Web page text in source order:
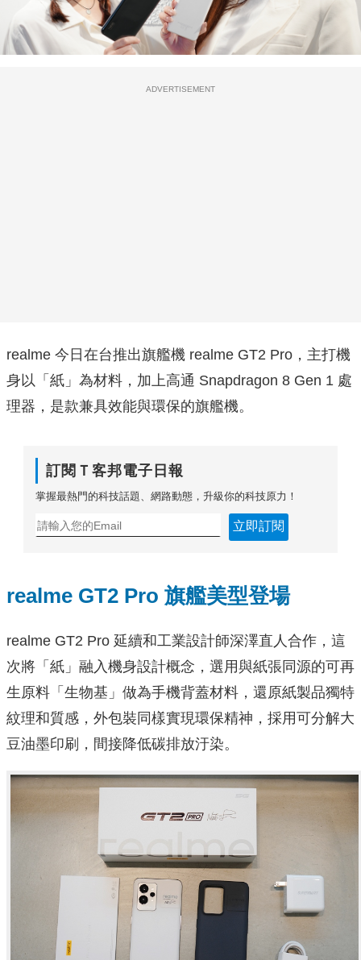
ADVERTISEMENT
realme 今日在台推出旗艦機 realme GT2 Pro，主打機
身以「紙」為材料，加上高通 Snapdragon 8 Gen 1 處
理器，是款兼具效能與環保的旗艦機。
訂閱Ｔ客邦電子日報
掌握最熱門的科技話題、網路動態，升級你的科技原力！
立即訂閱
realme GT2 Pro 旗艦美型登場
realme GT2 Pro 延續和工業設計師深澤直人合作，這
次將「紙」融入機身設計概念，選用與紙張同源的可再
生原料「生物基」做為手機背蓋材料，還原紙製品獨特
紋理和質感，外包裝同樣實現環保精神，採用可分解大
豆油墨印刷，間接降低碳排放汙染。